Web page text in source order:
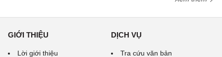
GIỚI THIỆU
Lời giới thiệu
DỊCH VỤ
Tra cứu văn bản